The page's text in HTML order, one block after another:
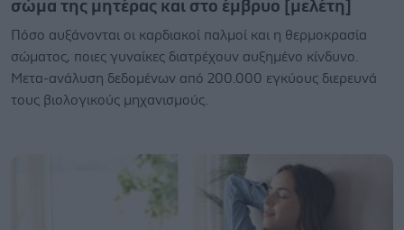
σώμα της μητέρας και στο έμβρυο [μελέτη]
Πόσο αυξάνονται οι καρδιακοί παλμοί και η θερμοκρασία
σώματος, ποιες γυναίκες διατρέχουν αυξημένο κίνδυνο.
Μετα-ανάλυση δεδομένων από 200.000 εγκύους διερευνά
τους βιολογικούς μηχανισμούς.